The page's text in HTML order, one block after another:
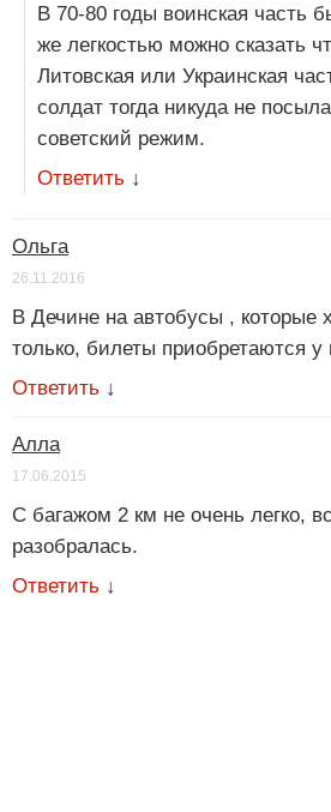
В 70-80 годы воинская часть
же легкостью можно сказать
Литовская или Украинская
солдат тогда никуда не
советский режим.
Ответить ↓
Ольга
26.11.2016
В Дечине на автобусы , которые
только, билеты приобретаются у
Ответить ↓
Алла
17.06.2015
С багажом 2 км не очень легко,
разобралась.
Ответить ↓